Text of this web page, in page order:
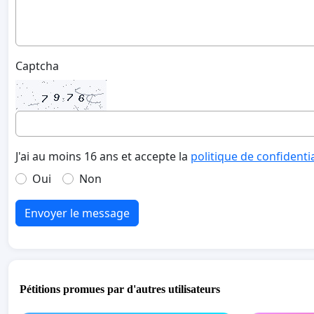
Captcha
J'ai au moins 16 ans et accepte la politique de
Oui
Non
Envoyer le message
Pétitions promues par d'autres utilisateurs